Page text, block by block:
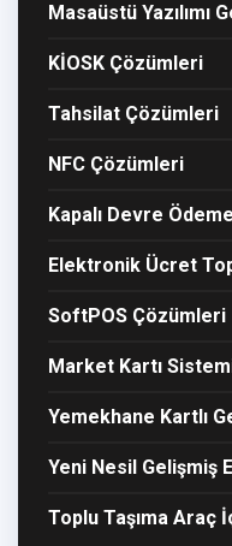
Masaüstü Yazılımı
KİOSK Çözümleri
Tahsilat Çözümleri
NFC Çözümleri
Kapalı Devre
Elektronik Ücret
SoftPOS Çözümleri
Market Kartı
Yemekhane Kartlı
Yeni Nesil Gelişmiş
Toplu Taşıma Araç